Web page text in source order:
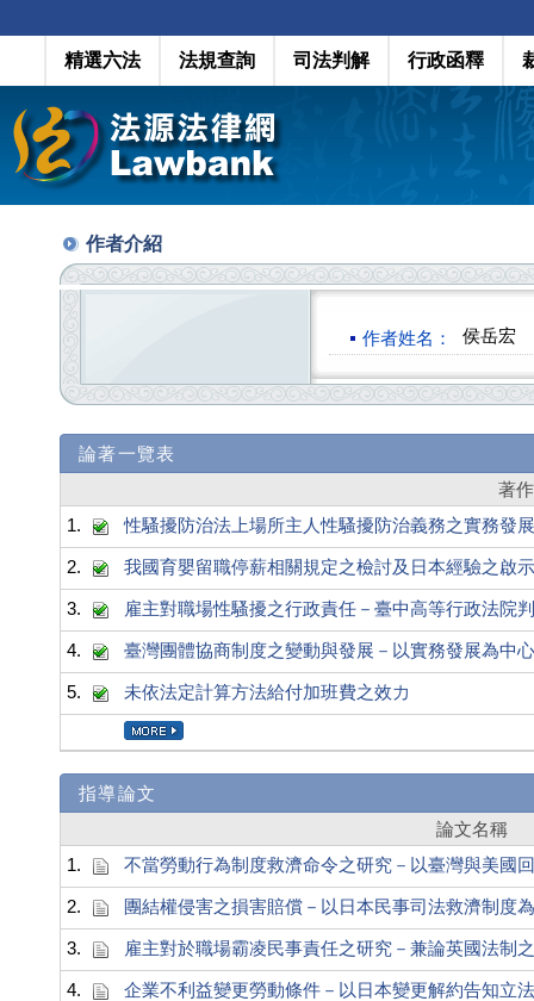
精選六法 法規查詢 司法判解 行政函釋
作者介紹
作者姓名： 侯岳宏
論著一覽表
著
1.
性騷擾防治法上場所主人性騷擾防治義務之實務發展
2. 我國育嬰留職停薪相關規定之檢討及日本經驗之啟示
3. 雇主對職場性騷擾之行政責任－臺中高等行政法院
4. 臺灣團體協商制度之變動與發展－以實務發展為中心
5. 未依法定計算方法給付加班費之效力
指導論文
論文名稱
1.
不當勞動行為制度救濟命令之研究－以臺灣與美國
2. 團結權侵害之損害賠償－以日本民事司法救濟制度
3. 雇主對於職場霸凌民事責任之研究－兼論英國法制
4. 企業不利益變更勞動條件－以日本變更解約告知立